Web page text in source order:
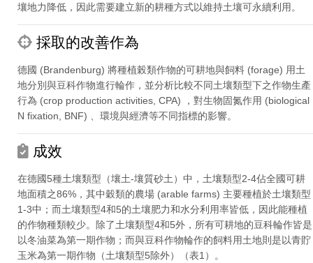
壤地力降低，因此需要建立新的耕種方式以維持土壤可永續利用。
採取的改善作為
德國 (Brandenburg) 將種植榖類作物的可耕地與飼料 (forage) 用土
地分別與豆科作物進行輪作，並分析比較不同土壤類型下之作物生產
行為 (crop production activities, CPA) ，對生物固氮作用 (biological
N fixation, BNF) 、環境與經濟等不同指標的影響。
成效
在德國5種土壤類型（壤土-壤質砂土）中，土壤類型2-4佔全國可耕
地面積之86%，其中穀類的農場 (arable farms) 主要種植於土壤類型
1-3中；而土壤類型4和5的土壤肥力和水分利用率皆低，因此能種植
的作物種類較少。除了土壤類型4和5外，所有可耕地的豆科輪作皆是
以冬油菜為第一期作物；而與豆科作物輪作的飼料用土地則是以青貯
玉米為第一期作物（土壤類型5除外）（表1）。